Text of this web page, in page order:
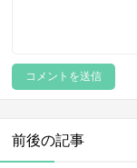
前後の記事